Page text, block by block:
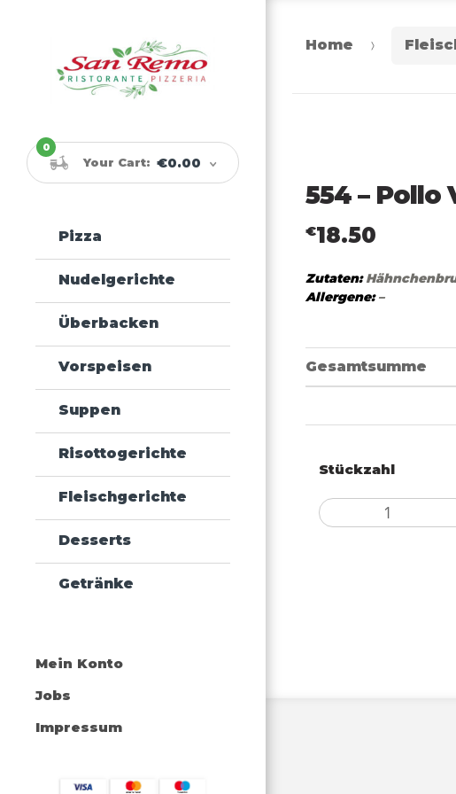
Your Cart: €0.00
0
Pizza
Nudelgerichte
Überbacken
Vorspeisen
Suppen
Risottogerichte
Fleischgerichte
Desserts
Getränke
Mein Konto
Jobs
Impressum
Home
554 – Pollo
€18.50
Zutaten:
Allergene:–
Gesamtsumme
Stückzahl